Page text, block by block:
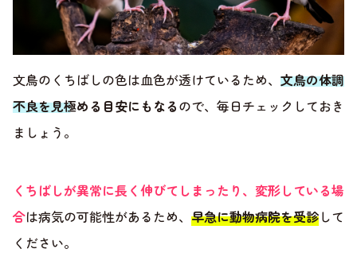
文鳥のくちばしの色は血色が透けているため、 文鳥の体調
不良を見極める目安にもなるので、毎日チェックしておき
ましょう。
くちばしが異常に長く伸びてしまったり、変形している場
合は病気の可能性があるため、 早急に動物病院を受診して
ください。